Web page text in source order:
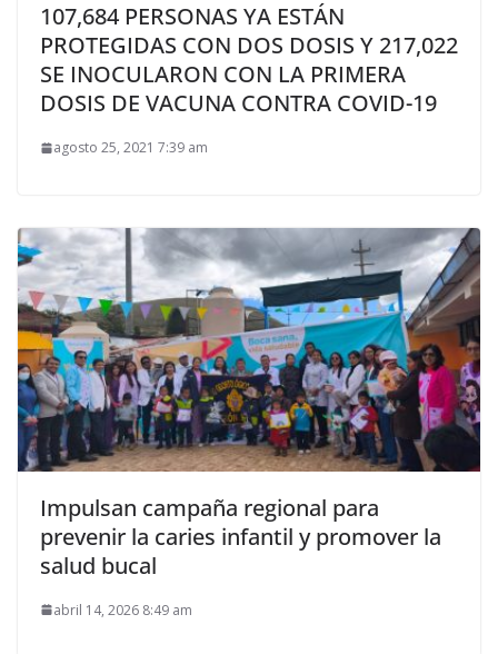
107,684 PERSONAS YA ESTÁN
PROTEGIDAS CON DOS DOSIS Y 217,022
SE INOCULARON CON LA PRIMERA
DOSIS DE VACUNA CONTRA COVID-19
agosto 25, 2021 7:39 am
Impulsan campaña regional para
prevenir la caries infantil y promover la
salud bucal
abril 14, 2026 8:49 am